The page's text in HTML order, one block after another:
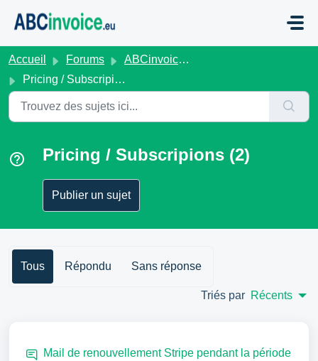
Accueil Forums
ABCinvoice.eu
Pricing / Subscripions
Pricing / Subscripions (2)
Publier un sujet
Tous Répondu Sans réponse
Triés par Récents
Mail de renouvellement Stripe pendant la période